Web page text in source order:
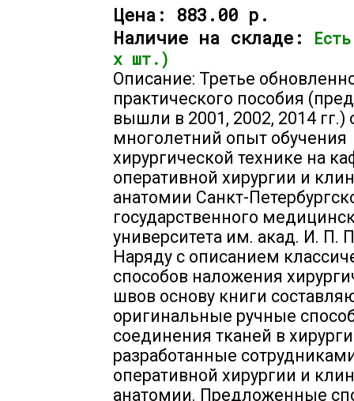
Цена: 883.00 р.
Наличие на складе:
х шт.)
Описание: Третье
практического пособия
вышли в 2001, 2002, 2014 гг.)
многолетний опыт обучения
хирургической технике на
оперативной хирургии и
анатомии Санкт-
государственного
университета им. акад. И. П.
Наряду с описанием
способов наложения
швов основу книги
оригинальные ручные
соединения тканей в
разработанные
оперативной хирургии и
анатомии. Предложенные